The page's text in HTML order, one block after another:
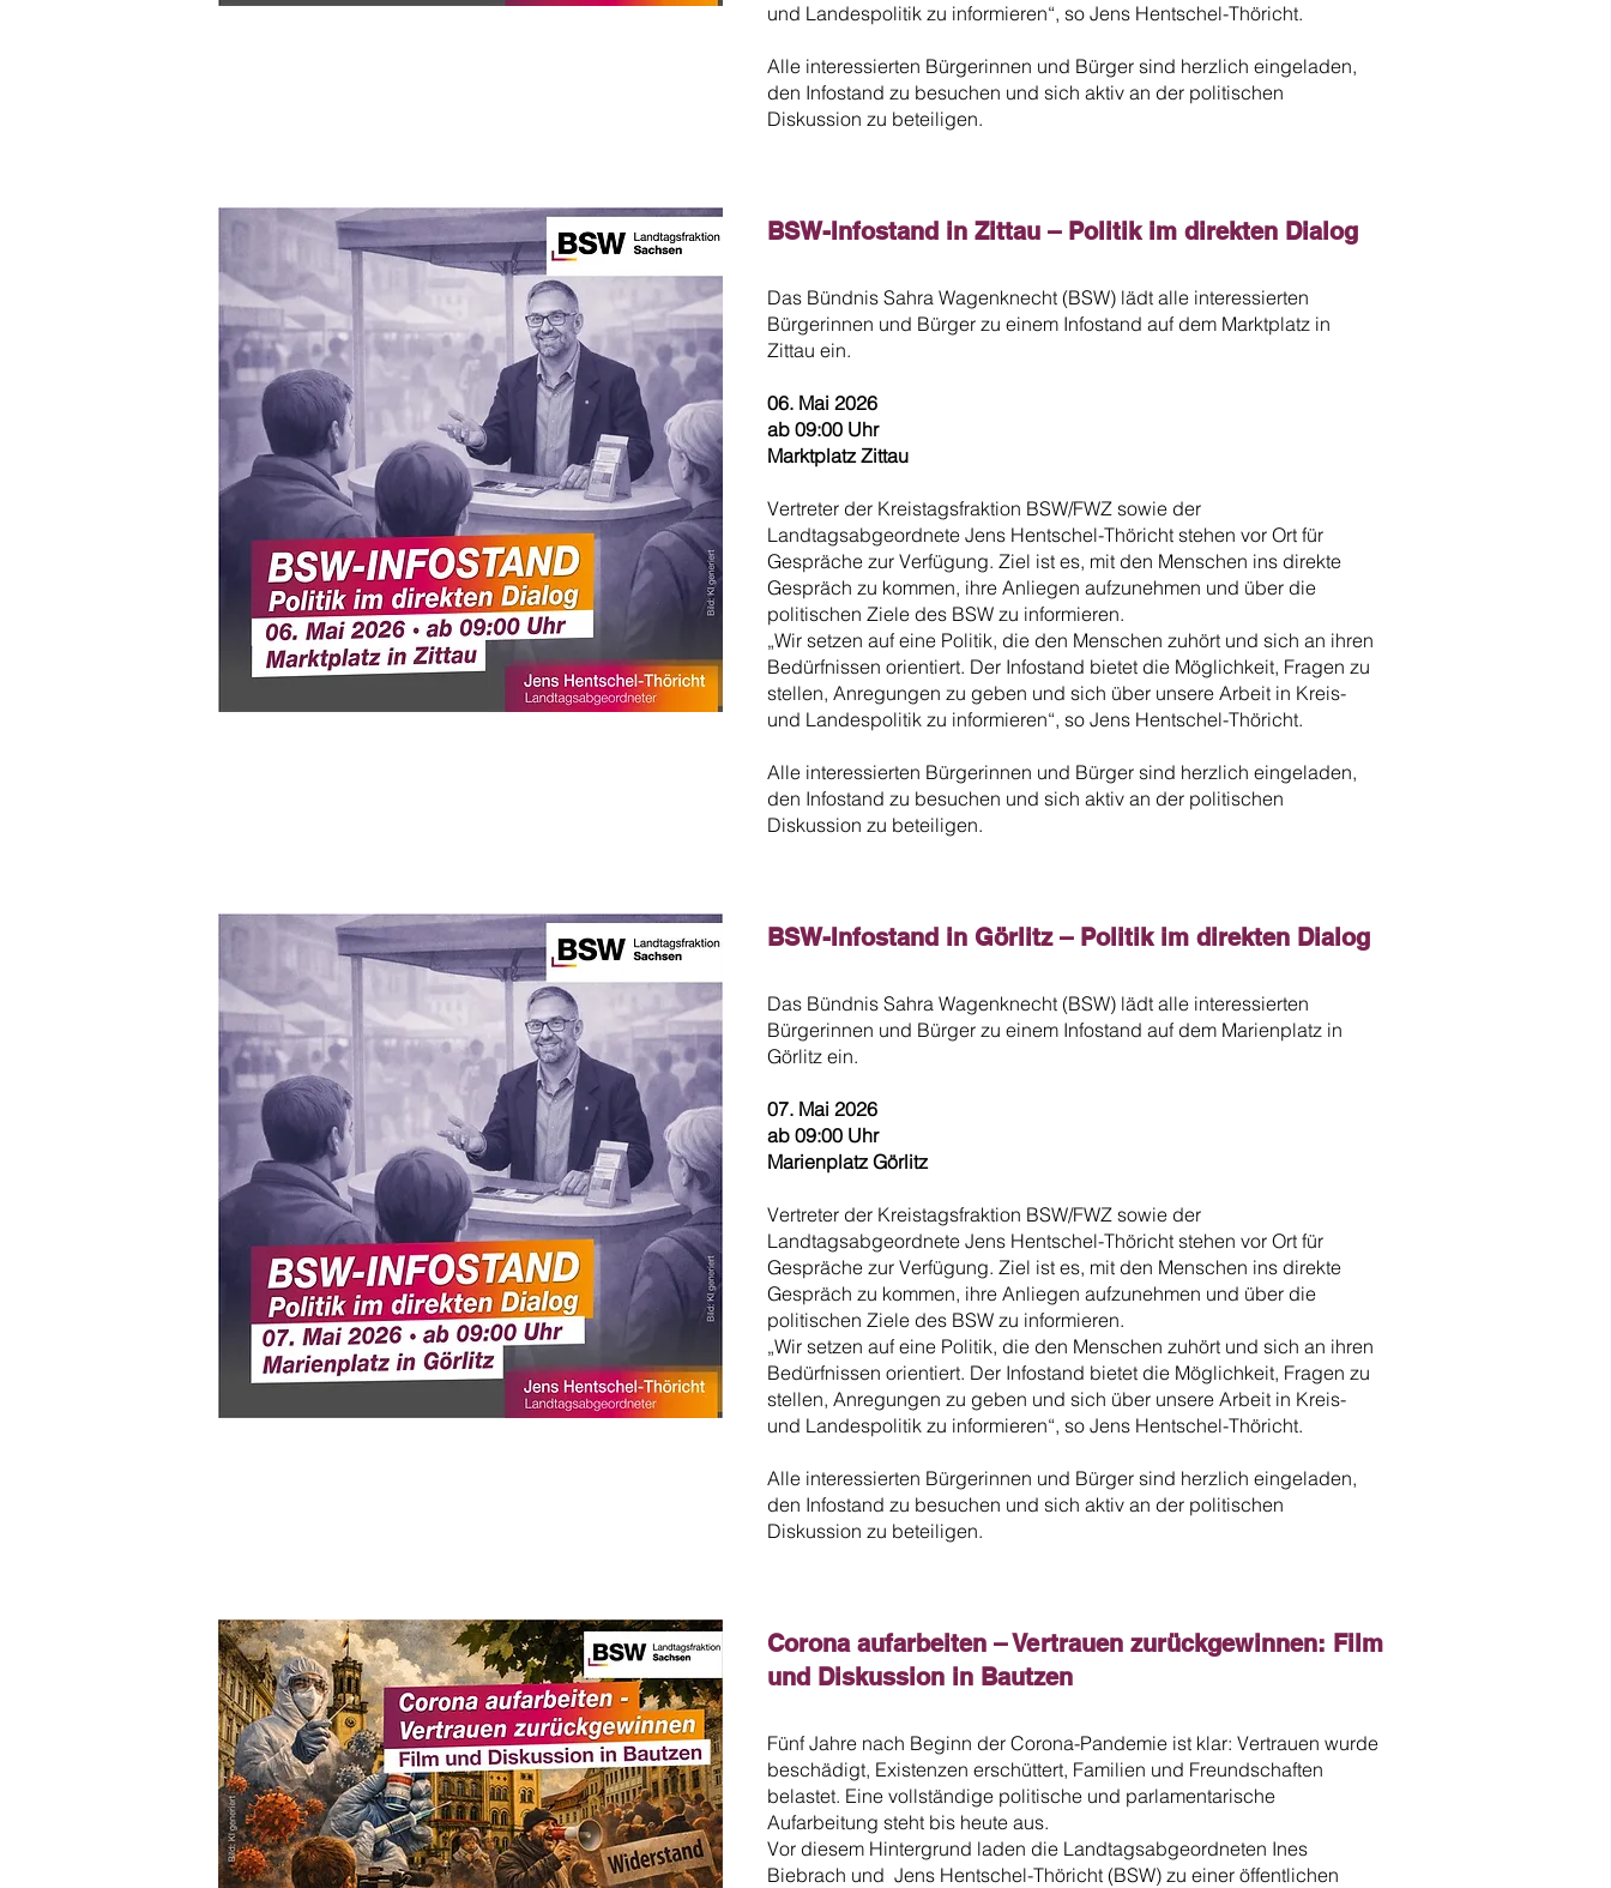
und Landespolitik zu informieren“, so Jens Hentschel-Thöricht.
Alle interessierten Bürgerinnen und Bürger sind herzlich eingeladen,
den Infostand zu besuchen und sich aktiv an der politischen
Diskussion zu beteiligen.
BSW-Infostand in Zittau – Politik im direkten Dialog
Das Bündnis Sahra Wagenknecht (BSW) lädt alle interessierten
Bürgerinnen und Bürger zu einem Infostand auf dem Marktplatz in
Zittau ein.
06. Mai 2026
ab 09:00 Uhr
Marktplatz Zittau
Vertreter der Kreistagsfraktion BSW/FWZ sowie der
Landtagsabgeordnete Jens Hentschel-Thöricht stehen vor Ort für
Gespräche zur Verfügung. Ziel ist es, mit den Menschen ins direkte
Gespräch zu kommen, ihre Anliegen aufzunehmen und über die
politischen Ziele des BSW zu informieren.
„Wir setzen auf eine Politik, die den Menschen zuhört und sich an ihren
Bedürfnissen orientiert. Der Infostand bietet die Möglichkeit, Fragen zu
stellen, Anregungen zu geben und sich über unsere Arbeit in Kreis-
und Landespolitik zu informieren“, so Jens Hentschel-Thöricht.
Alle interessierten Bürgerinnen und Bürger sind herzlich eingeladen,
den Infostand zu besuchen und sich aktiv an der politischen
Diskussion zu beteiligen.
BSW-Infostand in Görlitz – Politik im direkten Dialog
Das Bündnis Sahra Wagenknecht (BSW) lädt alle interessierten
Bürgerinnen und Bürger zu einem Infostand auf dem Marienplatz in
Görlitz ein.
07. Mai 2026
ab 09:00 Uhr
Marienplatz Görlitz
Vertreter der Kreistagsfraktion BSW/FWZ sowie der
Landtagsabgeordnete Jens Hentschel-Thöricht stehen vor Ort für
Gespräche zur Verfügung. Ziel ist es, mit den Menschen ins direkte
Gespräch zu kommen, ihre Anliegen aufzunehmen und über die
politischen Ziele des BSW zu informieren.
„Wir setzen auf eine Politik, die den Menschen zuhört und sich an ihren
Bedürfnissen orientiert. Der Infostand bietet die Möglichkeit, Fragen zu
stellen, Anregungen zu geben und sich über unsere Arbeit in Kreis-
und Landespolitik zu informieren“, so Jens Hentschel-Thöricht.
Alle interessierten Bürgerinnen und Bürger sind herzlich eingeladen,
den Infostand zu besuchen und sich aktiv an der politischen
Diskussion zu beteiligen.
Corona aufarbeiten – Vertrauen zurückgewinnen: Film
und Diskussion in Bautzen
Fünf Jahre nach Beginn der Corona-Pandemie ist klar: Vertrauen wurde
beschädigt, Existenzen erschüttert, Familien und Freundschaften
belastet. Eine vollständige politische und parlamentarische
Aufarbeitung steht bis heute aus.
Vor diesem Hintergrund laden die Landtagsabgeordneten Ines
Biebrach und Jens Hentschel-Thöricht (BSW) zu einer öffentlichen